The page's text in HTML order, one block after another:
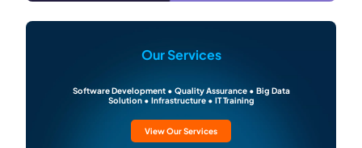
Our Services
Software Development • Quality Assurance • Big Data
Solution • Infrastructure • IT Training
View Our Services